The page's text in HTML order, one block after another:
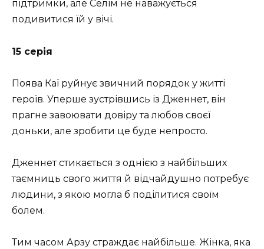
підтримки, але Селім не наважується
подивитися їй у вічі.
15 серія
Поява Каї руйнує звичний порядок у житті
героїв. Уперше зустрівшись із Дженнет, він
прагне завоювати довіру та любов своєї
доньки, але зробити це буде непросто.
Дженнет стикається з однією з найбільших
таємниць свого життя й відчайдушно потребує
людини, з якою могла б поділитися своїм
болем.
Тим часом Арзу страждає найбільше. Жінка, яка